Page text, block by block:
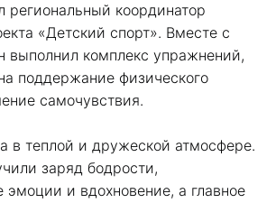
региональный координатор
«Детский спорт». Вместе с
выполнил комплекс упражнений,
поддержание физического
самочувствия.
в теплой и дружеской атмосфере.
заряд бодрости,
эмоции и вдохновение, а главное